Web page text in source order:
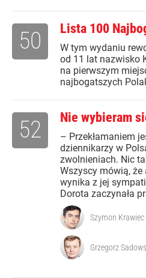
Lista 100
W tym wydaniu
od 11 lat nazwisko
na pierwszym
najbogatszych
50
Nie wybieram
– Przekłamaniem
dziennikarzy w
zwolnieniach. Nic
Wszyscy mówią,
wynika z jej
Dorota zaczynała
52
Szymon Krawiec
Grzegorz